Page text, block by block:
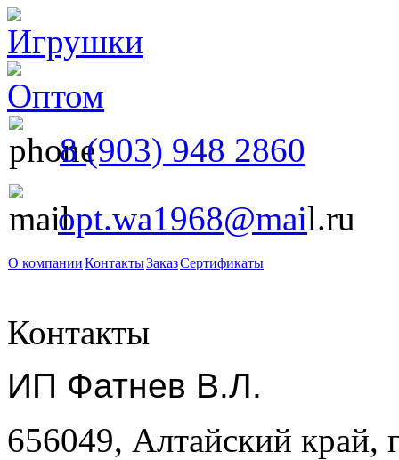
8 (903) 948 2860
opt.wa1968@mail.ru
О компанииКонтактыЗаказСертификаты
Контакты
ИП Фатнев В.Л.
656049, Алтайский край,